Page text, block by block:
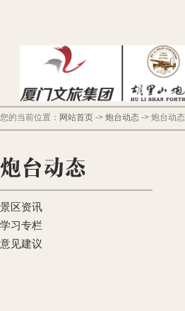
您的当前位置： 网站首页 -> 炮台动态 -> 炮台动态
景区资讯
学习专栏
意见建议